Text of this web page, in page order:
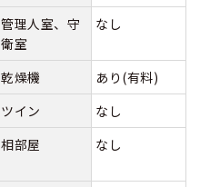
管理人室、守
衛室
なし
乾燥機
あり(有料)
ツイン
なし
相部屋 なし